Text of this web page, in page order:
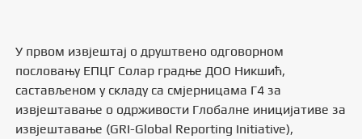
У првом извјештај о друштвено одговорном
пословању ЕПЦГ Солар градње ДОО Никшић,
састављеном у складу са смјерницама Г4 за
извјештавање о одрживости Глобалне иницијативе за
извјештавање (GRI-Global Reporting Initiative),